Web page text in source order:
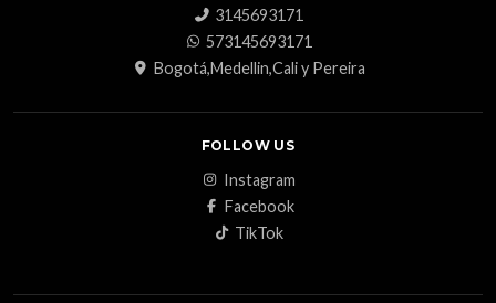
3145693171
573145693171
Bogotá,Medellin,Cali y Pereira
FOLLOW US
Instagram
Facebook
TikTok